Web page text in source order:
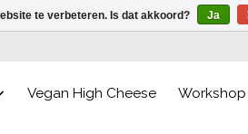
Vegan High Cheese Workshop
te verbeteren. Is dat akkoord? Ja